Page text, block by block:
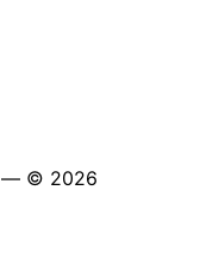
— © 2026